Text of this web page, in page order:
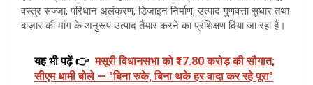
वस्त्र सज्जा, परिधान अलंकरण, डिज़ाइन निर्माण, उत्पाद गुणवत्ता सुधार तथा
बाज़ार की मांग के अनुरूप उत्पाद तैयार करने का प्रशिक्षण दिया जा रहा है।
यह भी पढ़ें 👉 मसूरी विधानसभा को ₹17.80 करोड़ की सौगात;
सीएम धामी बोले — "बिना रुके, बिना थके हर वादा कर रहे पूरा"